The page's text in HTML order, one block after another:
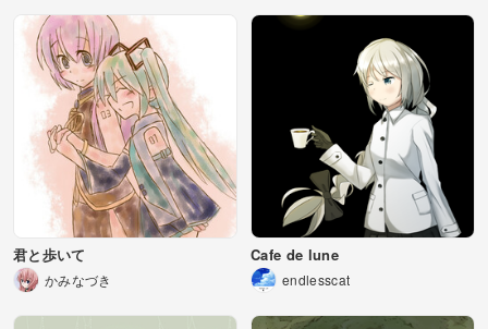
君と歩いて
かみなづき
Cafe de lune
endlesscat